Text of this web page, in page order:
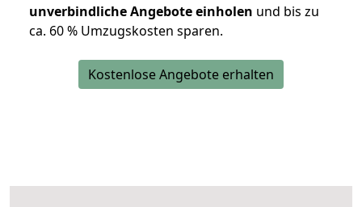
unverbindliche Angebote einholen und bis zu
ca. 60 % Umzugskosten sparen.
Kostenlose Angebote erhalten